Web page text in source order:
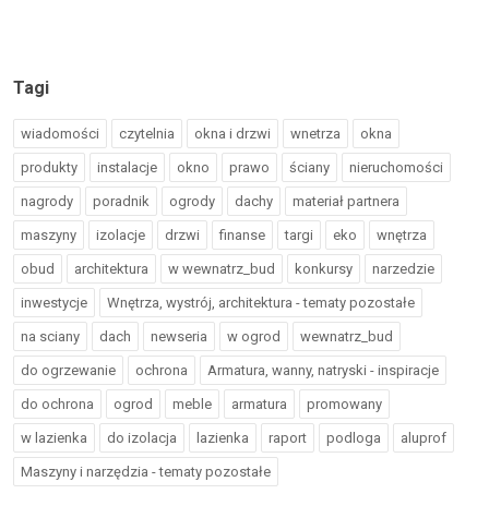
Tagi
wiadomości czytelnia okna i drzwi wnetrza okna
produkty instalacje okno prawo ściany nieruchomości
nagrody poradnik ogrody dachy materiał partnera
maszyny izolacje drzwi finanse targi eko wnętrza
obud architektura w wewnatrz_bud konkursy narzedzie
inwestycje Wnętrza, wystrój, architektura - tematy pozostałe
na sciany dach newseria w ogrod wewnatrz_bud
do ogrzewanie ochrona Armatura, wanny, natryski - inspiracje
do ochrona ogrod meble armatura promowany
w lazienka do izolacja lazienka raport podloga aluprof
Maszyny i narzędzia - tematy pozostałe